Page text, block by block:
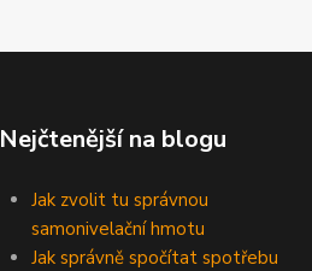
Nejčtenější na blogu
Jak zvolit tu správnou
samonivelační hmotu
Jak správně spočítat spotřebu